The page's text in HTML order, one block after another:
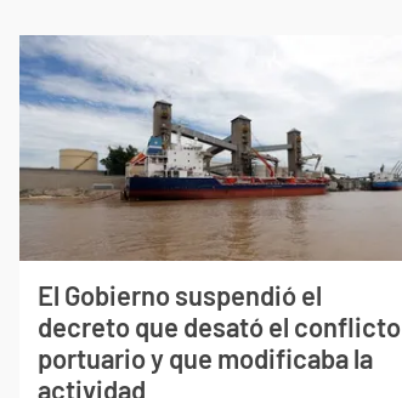
El Gobierno suspendió el
decreto que desató el conflicto
portuario y que modificaba la
actividad